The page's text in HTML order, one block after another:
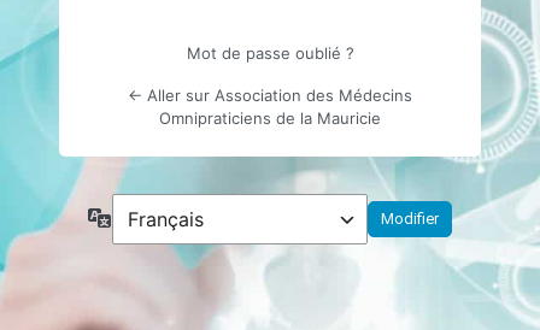
Mot de passe oublié ?
← Aller sur Association des Médecins
Omnipraticiens de la Mauricie
Langue